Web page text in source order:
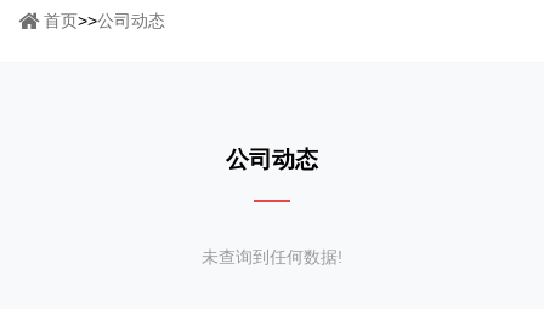
首页>>公司动态
公司动态
未查询到任何数据!